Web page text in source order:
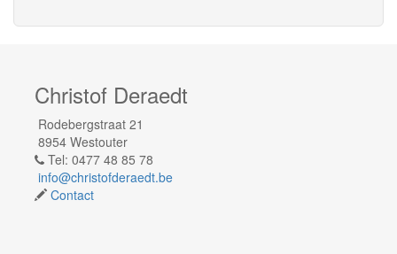
Christof Deraedt
Rodebergstraat 21
8954 Westouter
Tel: 0477 48 85 78
info@christofderaedt.be
Contact